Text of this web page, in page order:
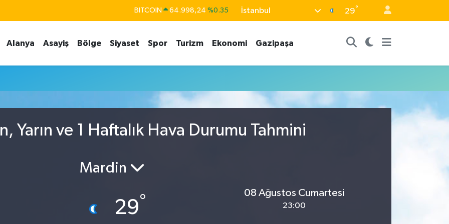
BITCOIN 64.998,24 %0.35
EURO 55,2510 %0.32
STERLİN 64,4811 %0.38
13.779
İstanbul 29°
Alanya Asayiş Bölge Siyaset Spor Turizm Ekonomi Gazipaşa
Yarın ve 1 Haftalık Hava Durumu Tahmini
Mardin
29°
08 Ağustos Cumartesi
23:00